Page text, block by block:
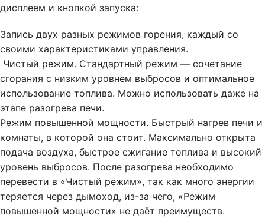
дисплеем и кнопкой запуска:
Запись двух разных режимов горения, каждый со
своими характеристиками управления.
Чистый режим. Стандартный режим — сочетание
сгорания с низким уровнем выбросов и оптимальное
использование топлива. Можно использовать даже на
этапе разогрева печи.
Режим повышенной мощности. Быстрый нагрев печи и
комнаты, в которой она стоит. Максимально открыта
подача воздуха, быстрое сжигание топлива и высокий
уровень выбросов. После разогрева необходимо
перевести в «Чистый режим», так как много энергии
теряется через дымоход, из-за чего, «Режим
повышенной мощности» не даёт преимуществ.